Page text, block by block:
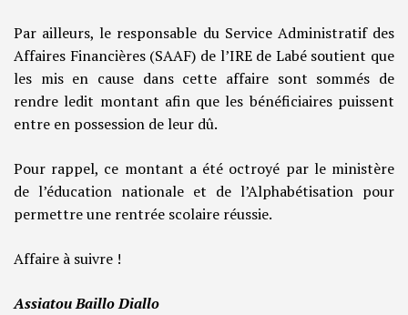
Par ailleurs, le responsable du Service Administratif des
Affaires Financières (SAAF) de l’IRE de Labé soutient que
les mis en cause dans cette affaire sont sommés de
rendre ledit montant afin que les bénéficiaires puissent
entre en possession de leur dû.
Pour rappel, ce montant a été octroyé par le ministère
de l’éducation nationale et de l’Alphabétisation pour
permettre une rentrée scolaire réussie.
Affaire à suivre !
Assiatou Baillo Diallo